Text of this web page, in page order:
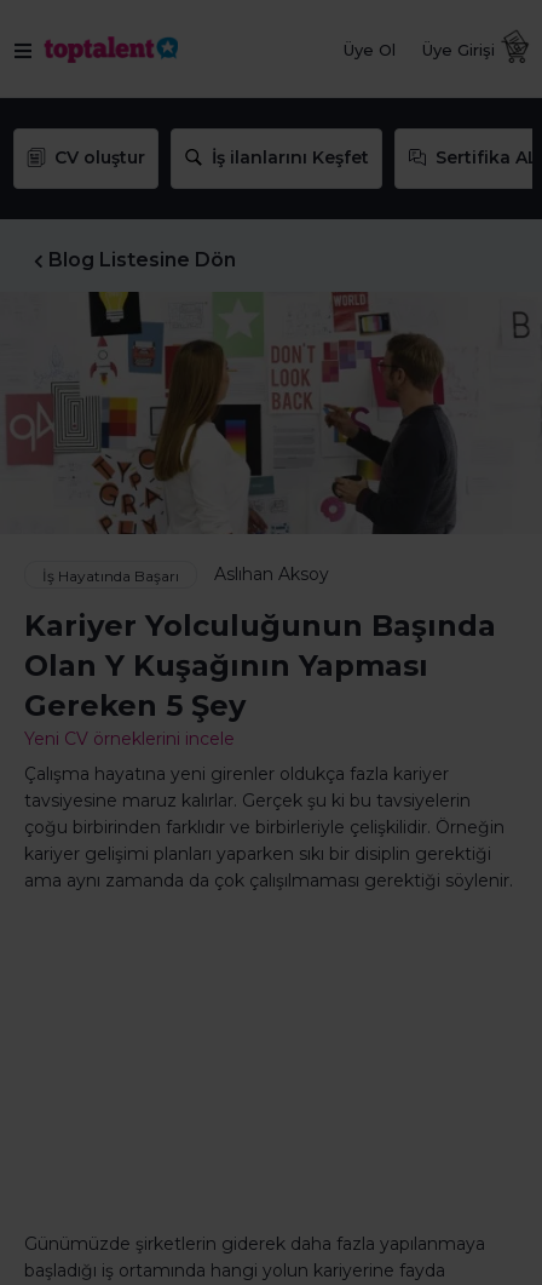
Üye Ol Üye Girişi
CV oluştur İş ilanlarını Keşfet Sertifika AL
Blog Listesine Dön
İş Hayatında Başarı Aslıhan Aksoy
Kariyer Yolculuğunun Başında
Olan Y Kuşağının Yapması
Gereken 5 Şey
Yeni CV örneklerini incele
Çalışma hayatına yeni girenler oldukça fazla kariyer
tavsiyesine maruz kalırlar. Gerçek şu ki bu tavsiyelerin
çoğu birbirinden farklıdır ve birbirleriyle çelişkilidir. Örneğin
kariyer gelişimi planları yaparken sıkı bir disiplin gerektiği
ama aynı zamanda da çok çalışılmaması gerektiği söylenir.
Günümüzde şirketlerin giderek daha fazla yapılanmaya
başladığı iş ortamında hangi yolun kariyerine fayda